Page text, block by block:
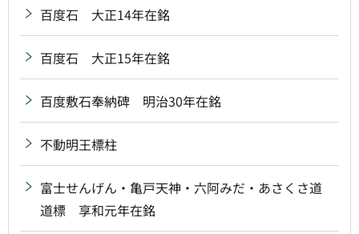
百度石 大正14年在銘
百度石 大正15年在銘
百度敷石奉納碑 明治30年在銘
不動明王標柱
富士せんげん・亀戸天神・六阿みだ・あさくさ道
道標 享和元年在銘